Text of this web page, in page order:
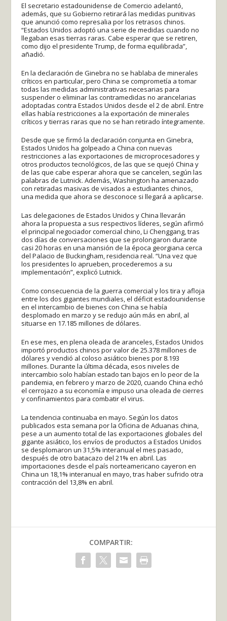
El secretario estadounidense de Comercio adelantó,
además, que su Gobierno retirará las medidas punitivas
que anunció como represalia por los retrasos chinos.
“Estados Unidos adoptó una serie de medidas cuando no
llegaban esas tierras raras. Cabe esperar que se retiren,
como dijo el presidente Trump, de forma equilibrada”,
añadió.
En la declaración de Ginebra no se hablaba de minerales
críticos en particular, pero China se comprometía a tomar
todas las medidas administrativas necesarias para
suspender o eliminar las contramedidas no arancelarias
adoptadas contra Estados Unidos desde el 2 de abril. Entre
ellas había restricciones a la exportación de minerales
críticos y tierras raras que no se han retirado íntegramente.
Desde que se firmó la declaración conjunta en Ginebra,
Estados Unidos ha golpeado a China con nuevas
restricciones a las exportaciones de microprocesadores y
otros productos tecnológicos, de las que se quejó China y
de las que cabe esperar ahora que se cancelen, según las
palabras de Lutnick. Además, Washington ha amenazado
con retiradas masivas de visados a estudiantes chinos,
una medida que ahora se desconoce si llegará a aplicarse.
Las delegaciones de Estados Unidos y China llevarán
ahora la propuesta a sus respectivos líderes, según afirmó
el principal negociador comercial chino, Li Chenggang, tras
dos días de conversaciones que se prolongaron durante
casi 20 horas en una mansión de la época georgiana cerca
del Palacio de Buckingham, residencia real. “Una vez que
los presidentes lo aprueben, procederemos a su
implementación”, explicó Lutnick.
Como consecuencia de la guerra comercial y los tira y afloja
entre los dos gigantes mundiales, el déficit estadounidense
en el intercambio de bienes con China se había
desplomado en marzo y se redujo aún más en abril, al
situarse en 17.185 millones de dólares.
En ese mes, en plena oleada de aranceles, Estados Unidos
importó productos chinos por valor de 25.378 millones de
dólares y vendió al coloso asiático bienes por 8.193
millones. Durante la última década, esos niveles de
intercambio solo habían estado tan bajos en lo peor de la
pandemia, en febrero y marzo de 2020, cuando China echó
el cerrojazo a su economía e impuso una oleada de cierres
y confinamientos para combatir el virus.
La tendencia continuaba en mayo. Según los datos
publicados esta semana por la Oficina de Aduanas china,
pese a un aumento total de las exportaciones globales del
gigante asiático, los envíos de productos a Estados Unidos
se desplomaron un 31,5% interanual el mes pasado,
después de otro batacazo del 21% en abril. Las
importaciones desde el país norteamericano cayeron en
China un 18,1% interanual en mayo, tras haber sufrido otra
contracción del 13,8% en abril.
COMPARTIR: